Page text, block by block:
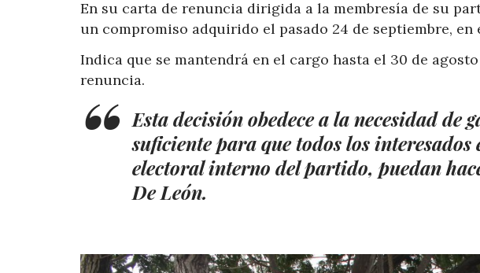
En su carta de renuncia dirigida a la membresía de su
un compromiso adquirido el pasado 24 de septiembre, en
Indica que se mantendrá en el cargo hasta el 30 de
renuncia.
Esta decisión obedece a la necesidad de
suficiente para que todos los
electoral interno del partido, puedan
De León.